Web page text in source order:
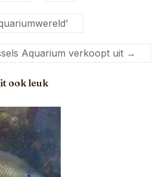
Aquarium verkoopt uit →
ook leuk